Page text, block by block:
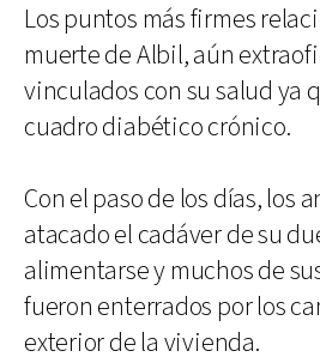
Los puntos más firmes
muerte de Albil, aún
vinculados con su salud ya
cuadro diabético crónico.
Con el paso de los días, los
atacado el cadáver de su
alimentarse y muchos de
fueron enterrados por los
exterior de la vivienda.